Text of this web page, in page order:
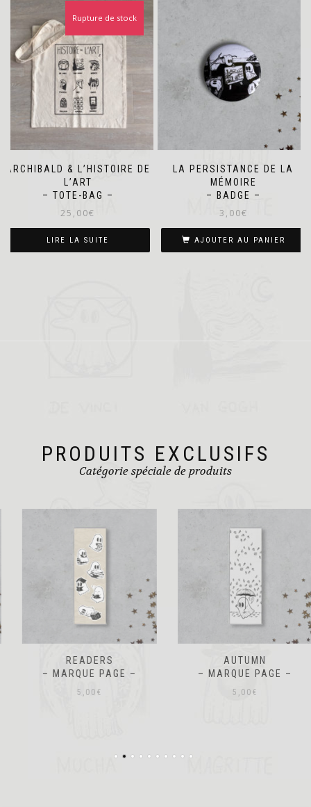
ARCHIBALD & L’HISTOIRE DE
L’ART
– TOTE-BAG –
25,00€
Rupture de stock
LIRE LA SUITE
LA PERSISTANCE DE LA
MÉMOIRE
– BADGE –
3,00€
AJOUTER AU PANIER
PRODUITS EXCLUSIFS
Catégorie spéciale de produits
READERS
– MARQUE PAGE –
5,00 €
AUTUMN
– MARQUE PAGE –
5,00 €